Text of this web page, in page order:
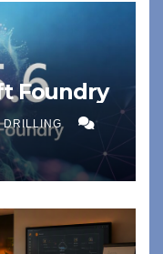
Foundry
DRILLING